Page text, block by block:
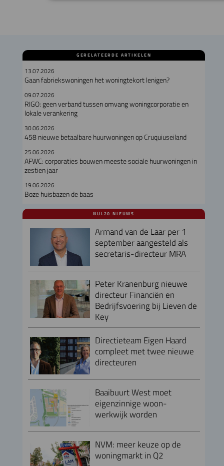
GERELATEERDE ARTIKELEN
13.07.2026
Gaan fabriekswoningen het woningtekort lenigen?
09.07.2026
RIGO: geen verband tussen omvang woningcorporatie en
lokale verankering
30.06.2026
458 nieuwe betaalbare huurwoningen op Cruquiuseiland
25.06.2026
AFWC: corporaties bouwen meeste sociale huurwoningen in
zestien jaar
19.06.2026
Boze huisbazen de baas
NUL20 NIEUWS
Armand van de Laar per 1
september aangesteld als
secretaris-directeur MRA
Peter Kranenburg nieuwe
directeur Financiën en
Bedrijfsvoering bij Lieven de
Key
Directieteam Eigen Haard
compleet met twee nieuwe
directeuren
Baaibuurt West moet
eigenzinnige woon-
werkwijk worden
NVM: meer keuze op de
woningmarkt in Q2